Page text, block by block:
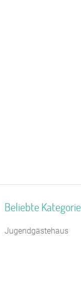
Beliebte
Jugendgästehaus